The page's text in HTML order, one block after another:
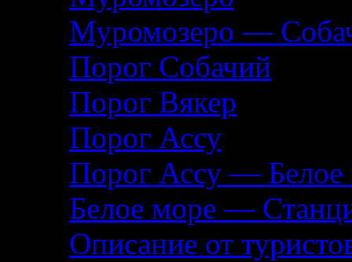
Муромозеро —
Порог Собачий
Порог Вякер
Порог Ассу
Порог Ассу — Белое
Белое море —
Описание от